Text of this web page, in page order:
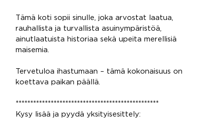
Tämä koti sopii sinulle, joka arvostat laatua,
rauhallista ja turvallista asuinympäristöä,
ainutlaatuista historiaa sekä upeita merellisiä
maisemia.
Tervetuloa ihastumaan – tämä kokonaisuus on
koettava paikan päällä.
*************************************************
Kysy lisää ja pyydä yksityisesittely: